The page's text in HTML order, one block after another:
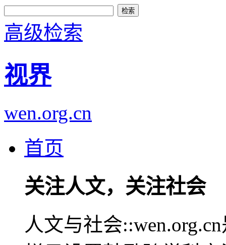
高级检索
视界
wen.org.cn
首页
关注人文，关注社会
人文与社会